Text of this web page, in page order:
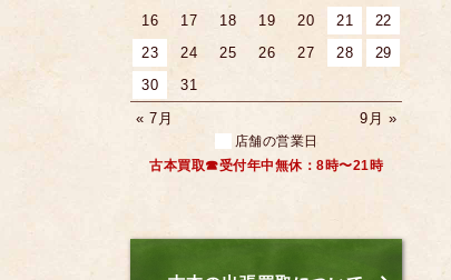
16
17 18 19 20 21
22
23
24 25 26 27 28
29
30
31
« 7月
9月 »
店舗の営業日
古本買取☎受付年中無休：8時〜21時